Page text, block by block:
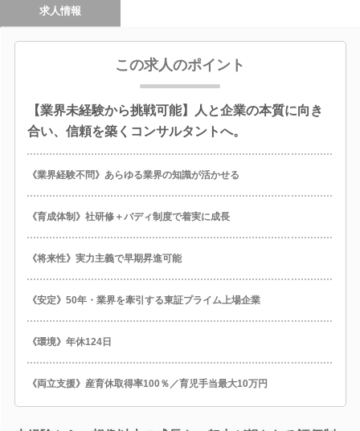
求人情報
この求人のポイント
【業界未経験から挑戦可能】人と企業の本質に向き
合い、信頼を築くコンサルタントへ。
《業界経験不問》あらゆる業界の知識が活かせる
《育成体制》社研修＋バディ制度で着実に成長
《将来性》実力主義で早期昇進可能
《安定》50年・業界を牽引する東証プライム上場企業
《環境》年休124日
《両立支援》産育休取得率100％／育児手当最大10万円